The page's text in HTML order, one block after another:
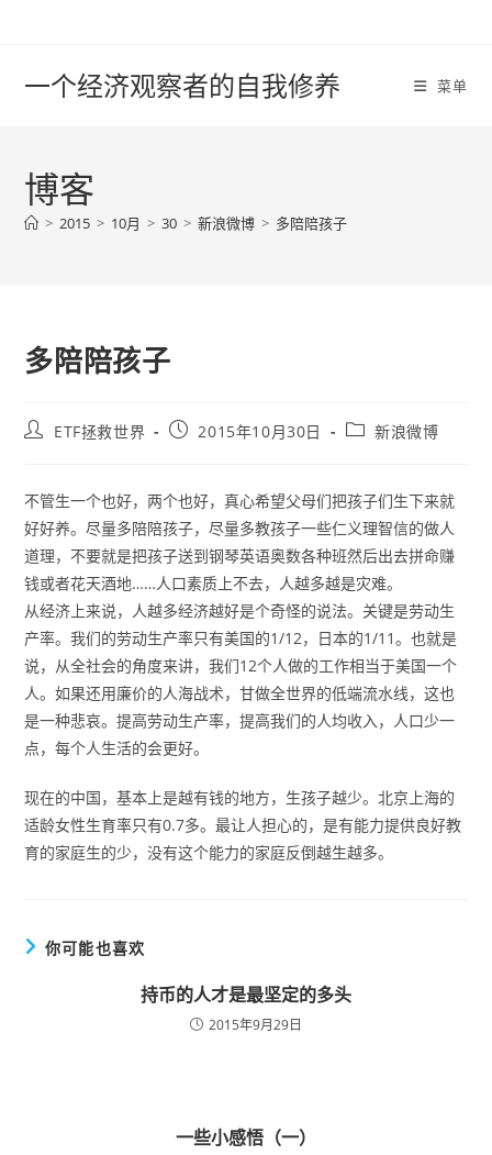
一个经济观察者的自我修养 菜单
博客
> 2015 > 10月 > 30 > 新浪微博 > 多陪陪孩子
多陪陪孩子
PostETF拯救世界
Post2015年10月30日
Post新浪微博
不管生一个也好，两个也好，真心希望父母们把孩子们生下来就
好好养。尽量多陪陪孩子，尽量多教孩子一些仁义理智信的做人
道理，不要就是把孩子送到钢琴英语奥数各种班然后出去拼命赚
钱或者花天酒地……人口素质上不去，人越多越是灾难。
从经济上来说，人越多经济越好是个奇怪的说法。关键是劳动生
产率。我们的劳动生产率只有美国的1/12，日本的1/11。也就是
说，从全社会的角度来讲，我们12个人做的工作相当于美国一个
人。如果还用廉价的人海战术，甘做全世界的低端流水线，这也
是一种悲哀。提高劳动生产率，提高我们的人均收入，人口少一
点，每个人生活的会更好。
现在的中国，基本上是越有钱的地方，生孩子越少。北京上海的
适龄女性生育率只有0.7多。最让人担心的，是有能力提供良好教
育的家庭生的少，没有这个能力的家庭反倒越生越多。
你可能也喜欢
持币的人才是最坚定的多头
2015年9月29日
一些小感悟（一）